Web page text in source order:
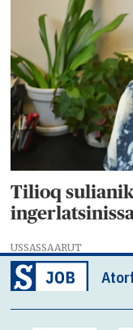
Tilioq
USSASSAARUT